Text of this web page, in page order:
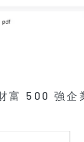
富 500 強企